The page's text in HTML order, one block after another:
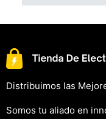
Distribuimos las
Somos tu aliado en